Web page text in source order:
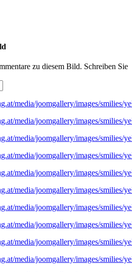
zu diesem Bild. Schreiben Sie